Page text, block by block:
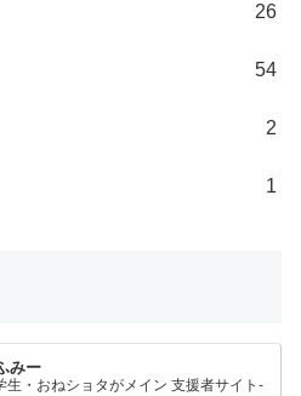
26
54
2
1
みー
生・おねショタがメイン 支援者サイト-